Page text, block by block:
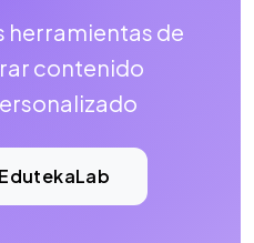
herramientas de
contenido